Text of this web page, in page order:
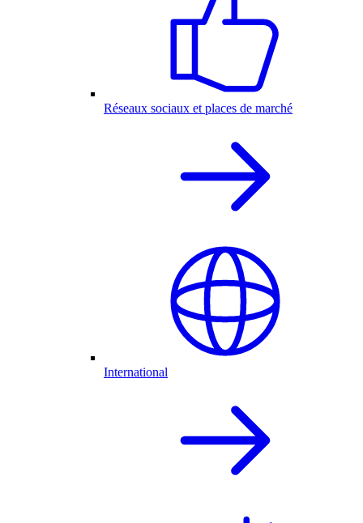
Réseaux sociaux et places de marché
International